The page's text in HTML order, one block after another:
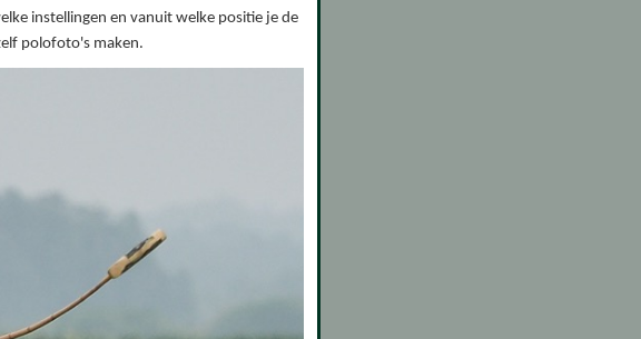
instellingen en vanuit welke positie je de
polofoto's maken.